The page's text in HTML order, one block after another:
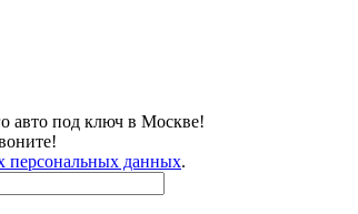
авто под ключ в Москве!
персональных данных.